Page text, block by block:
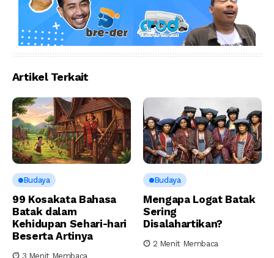
Artikel Terkait
Budaya
99 Kosakata Bahasa
Batak dalam
Kehidupan Sehari-hari
Beserta Artinya
3 Menit Membaca
Budaya
Mengapa Logat Batak
Sering
Disalahartikan?
2 Menit Membaca